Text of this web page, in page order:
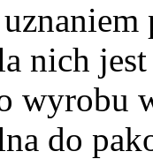
nich
wyrobu
do